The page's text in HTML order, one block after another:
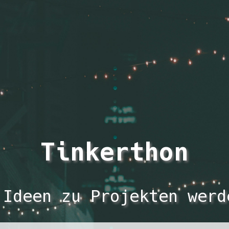
Tinkerthon
Ideen zu Projekten